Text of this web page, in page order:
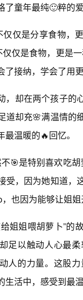
童年最纯🙂粹的爱
仅仅是分享食物，
仅是食物，更是
接纳，学会了用
，却在两个孩子的
道却充🌸满温情的
温暖的🔥回忆。
🎯是特别喜欢吃
受，因为她知道，
也因为能够让姐姐
姐姐喂胡萝卜”的
足以触动人心最
人的力量。这股
活中，感受到最温